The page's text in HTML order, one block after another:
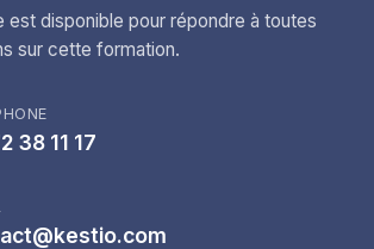
est disponible pour répondre à toutes
sur cette formation.
38 11 17